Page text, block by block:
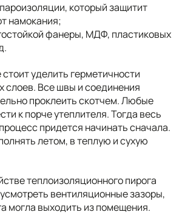
который защитит
намокания;
фанеры, МДФ, пластиковых
уделить герметичности
слоев. Все швы и соединения
проклеить скотчем. Любые
к порче утеплителя. Тогда весь
придется начинать сначала.
летом, в теплую и сухую
теплоизоляционного пирога
вентиляционные зазоры,
могла выходить из помещения.